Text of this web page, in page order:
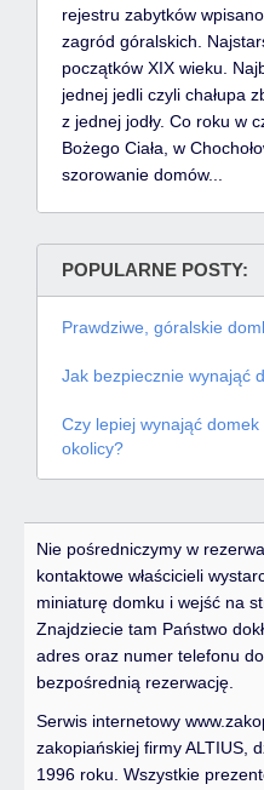
rejestru zabytków
zagród góralskich.
początków XIX wieku.
jednej jedli czyli chałupa
z jednej jodły. Co roku w
Bożego Ciała, w
szorowanie domów...
POPULARNE POSTY:
Prawdziwe, góralskie
Jak bezpiecznie wynająć
Czy lepiej wynająć
okolicy?
Nie pośredniczymy w
kontaktowe właścicieli
miniaturę domku i wejść na
Znajdziecie tam Państwo
adres oraz numer telefonu
bezpośrednią rezerwację.
Serwis internetowy
zakopiańskiej firmy ALTIUS,
1996 roku. Wszystkie